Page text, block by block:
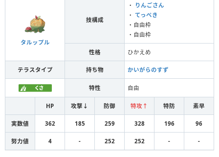
タルップル
技構成
・
りんごさん
・ てっぺき
・自由枠
・自由枠
性格 ひかえめ
テラスタイプ 持ち物 かいがらのすず
特性 自由
HP 攻撃↓ 防御 特攻↑ 特防 素早
実数値 362 185 259 328 196 96
努力値 4 - 252 252 - -